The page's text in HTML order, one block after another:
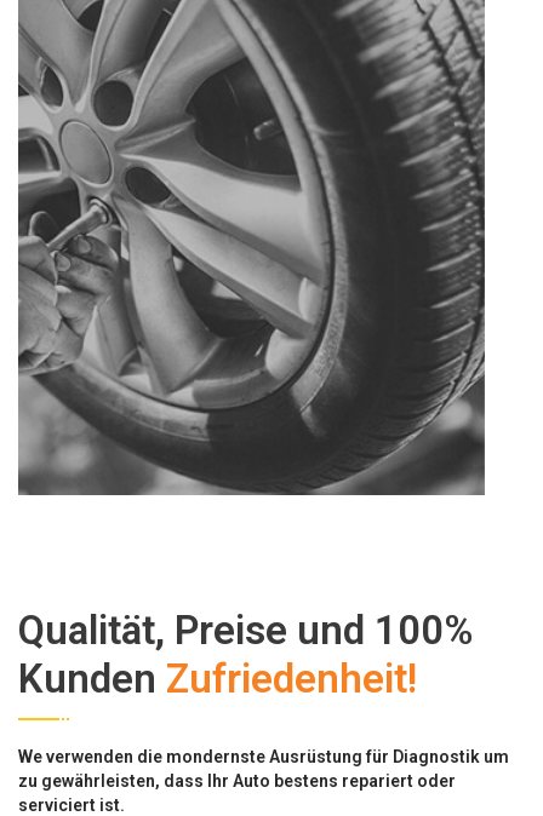
Qualität, Preise und 100%
Kunden Zufriedenheit!
We verwenden die mondernste Ausrüstung für Diagnostik um
zu gewährleisten, dass Ihr Auto bestens repariert oder
serviciert ist.